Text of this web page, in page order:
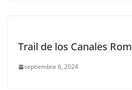
Trail de los Canales
septiembre 6, 2024